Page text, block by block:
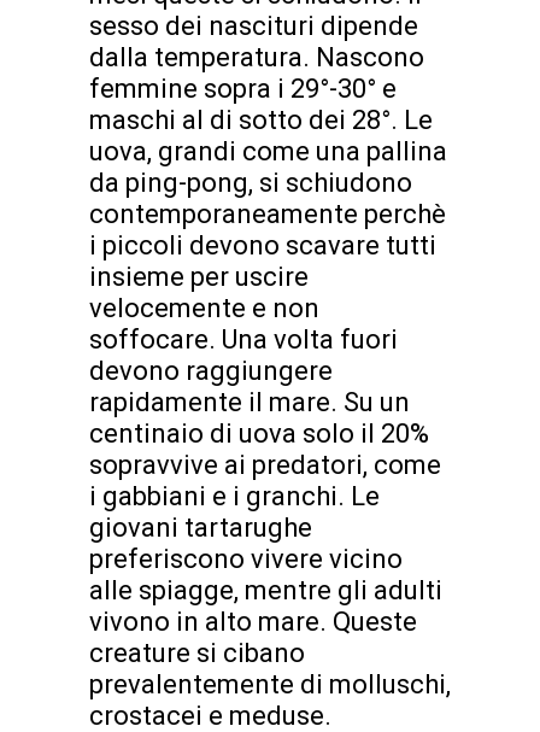
sesso dei nascituri dipende
dalla temperatura. Nascono
femmine sopra i 29°-30° e
maschi al di sotto dei 28°. Le
uova, grandi come una pallina
da ping-pong, si schiudono
contemporaneamente perchè
i piccoli devono scavare tutti
insieme per uscire
velocemente e non
soffocare. Una volta fuori
devono raggiungere
rapidamente il mare. Su un
centinaio di uova solo il 20%
sopravvive ai predatori, come
i gabbiani e i granchi. Le
giovani tartarughe
preferiscono vivere vicino
alle spiagge, mentre gli adulti
vivono in alto mare. Queste
creature si cibano
prevalentemente di molluschi,
crostacei e meduse.